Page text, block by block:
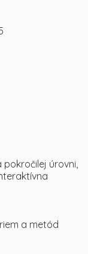
pokročilej úrovni,
a metód